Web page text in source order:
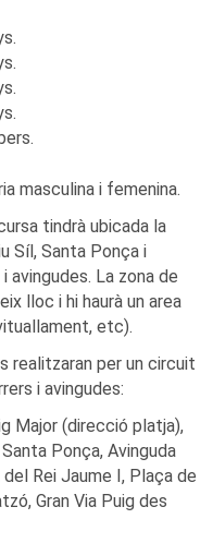
masculina i femenina.
tindrà ubicada la
Síl, Santa Ponça i
La zona de
lloc i hi haurà un area
etc).
realitzaran per un circuit
i avingudes:
Major (direcció platja),
Ponça, Avinguda
Rei Jaume I, Plaça de
Gran Via Puig des